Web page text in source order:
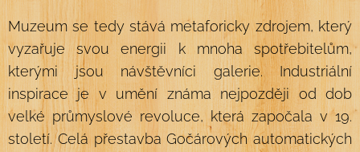
Muzeum se tedy stává metaforicky zdrojem, který
vyzařuje svou energii k mnoha spotřebitelům,
kterými jsou návštěvníci galerie. Industriální
inspirace je v umění známa nejpozději od dob
velké průmyslové revoluce, která započala v 19.
století. Celá přestavba Gočárových automatických